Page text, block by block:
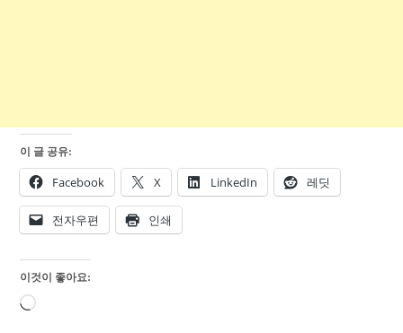
이 글 공유:
Facebook X LinkedIn 레딧
전자우편 인쇄
이것이 좋아요:
로